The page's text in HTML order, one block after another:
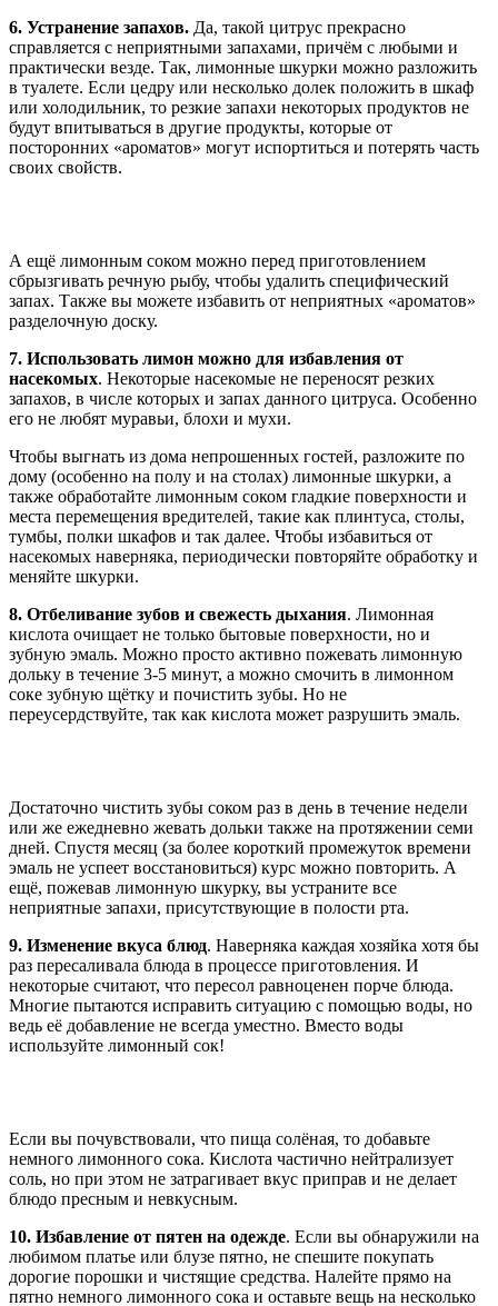
6. Устранение запахов. Да, такой цитрус прекрасно
справляется с неприятными запахами, причём с любыми и
практически везде. Так, лимонные шкурки можно разложить
в туалете. Если цедру или несколько долек положить в шкаф
или холодильник, то резкие запахи некоторых продуктов не
будут впитываться в другие продукты, которые от
посторонних «ароматов» могут испортиться и потерять часть
своих свойств.
А ещё лимонным соком можно перед приготовлением
сбрызгивать речную рыбу, чтобы удалить специфический
запах. Также вы можете избавить от неприятных «ароматов»
разделочную доску.
7. Использовать лимон можно для избавления от
насекомых. Некоторые насекомые не переносят резких
запахов, в числе которых и запах данного цитруса. Особенно
его не любят муравьи, блохи и мухи.
Чтобы выгнать из дома непрошенных гостей, разложите по
дому (особенно на полу и на столах) лимонные шкурки, а
также обработайте лимонным соком гладкие поверхности и
места перемещения вредителей, такие как плинтуса, столы,
тумбы, полки шкафов и так далее. Чтобы избавиться от
насекомых наверняка, периодически повторяйте обработку и
меняйте шкурки.
8. Отбеливание зубов и свежесть дыхания. Лимонная
кислота очищает не только бытовые поверхности, но и
зубную эмаль. Можно просто активно пожевать лимонную
дольку в течение 3-5 минут, а можно смочить в лимонном
соке зубную щётку и почистить зубы. Но не
переусердствуйте, так как кислота может разрушить эмаль.
Достаточно чистить зубы соком раз в день в течение недели
или же ежедневно жевать дольки также на протяжении семи
дней. Спустя месяц (за более короткий промежуток времени
эмаль не успеет восстановиться) курс можно повторить. А
ещё, пожевав лимонную шкурку, вы устраните все
неприятные запахи, присутствующие в полости рта.
9. Изменение вкуса блюд. Наверняка каждая хозяйка хотя бы
раз пересаливала блюда в процессе приготовления. И
некоторые считают, что пересол равноценен порче блюда.
Многие пытаются исправить ситуацию с помощью воды, но
ведь её добавление не всегда уместно. Вместо воды
используйте лимонный сок!
Если вы почувствовали, что пища солёная, то добавьте
немного лимонного сока. Кислота частично нейтрализует
соль, но при этом не затрагивает вкус приправ и не делает
блюдо пресным и невкусным.
10. Избавление от пятен на одежде. Если вы обнаружили на
любимом платье или блузе пятно, не спешите покупать
дорогие порошки и чистящие средства. Налейте прямо на
пятно немного лимонного сока и оставьте вещь на несколько